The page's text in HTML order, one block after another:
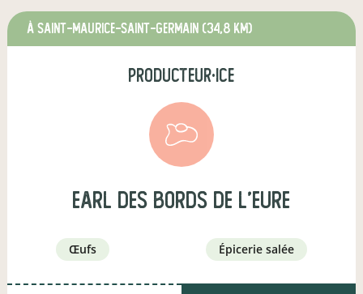
à SAINT-MAURICE-SAINT-GERMAIN (34,8 km)
producteur·ice
earl des bords de l'eure
œufs épicerie salée